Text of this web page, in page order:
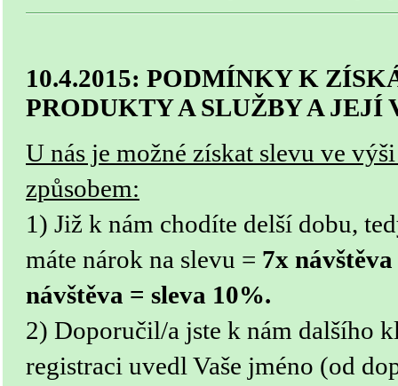
10.4.2015: PODMÍNKY K
PRODUKTY A SLUŽBY A
U nás je možné získat slevu ve
způsobem:
1) Již k nám chodíte delší dobu,
máte nárok na slevu = 7x
návštěva = sleva 10%.
2) Doporučil/a jste k nám dalšího
registraci uvedl Vaše jméno (od